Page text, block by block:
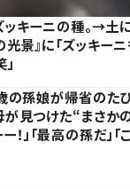
ッキーニの種。→土
景』に「ズッキー
の孫娘が帰省のた
が見つけた“まさか
！」「最高の孫だ」